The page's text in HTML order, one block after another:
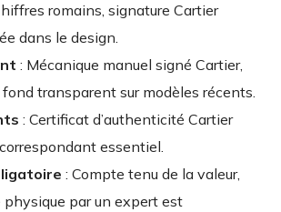
romains, signature Cartier
dans le design.
: Mécanique manuel signé Cartier,
transparent sur modèles récents.
: Certificat d’authenticité Cartier
essentiel.
: Compte tenu de la valeur,
par un expert est